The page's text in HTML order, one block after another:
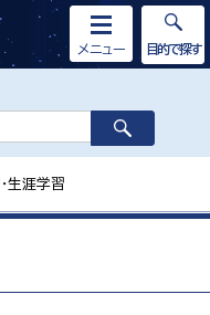
メニュー 目的で探す
生涯学習